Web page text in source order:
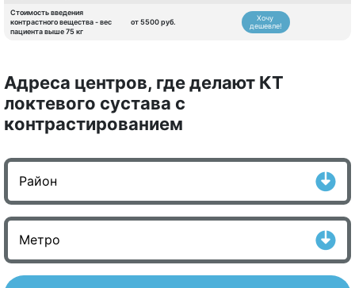
Стоимость введения
контрастного вещества - вес
пациента выше 75 кг
от 5500 руб.
Хочу
дешевле!
Адреса центров, где делают КТ
локтевого сустава с
контрастированием